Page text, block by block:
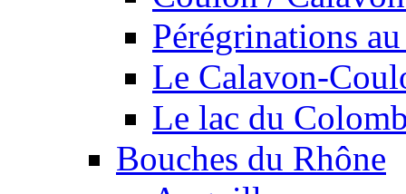
Pérégrinations
Le Calavon-
Le lac du
Bouches du Rhône